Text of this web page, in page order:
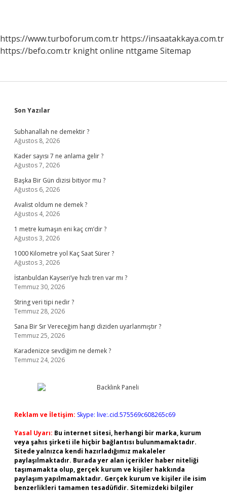
https://www.turboforum.com.tr https://insaatakkaya.com.tr
https://befo.com.tr knight online nttgame Sitemap
Sidebar
Son Yazılar
Subhanallah ne demektir ?
Ağustos 8, 2026
Kader sayısı 7 ne anlama gelir ?
Ağustos 7, 2026
Başka Bir Gün dizisi bitiyor mu ?
Ağustos 6, 2026
Avalist oldum ne demek ?
Ağustos 4, 2026
1 metre kumaşın eni kaç cm’dir ?
Ağustos 3, 2026
1000 Kilometre yol Kaç Saat Sürer ?
Ağustos 3, 2026
İstanbuldan Kayseri’ye hızlı tren var mı ?
Temmuz 30, 2026
String veri tipi nedir ?
Temmuz 28, 2026
Sana Bir Sır Vereceğim hangi diziden uyarlanmıştır ?
Temmuz 25, 2026
Karadenizce sevdiğim ne demek ?
Temmuz 24, 2026
Reklam ve İletişim: Skype: live:.cid.575569c608265c69
Yasal Uyarı: Bu internet sitesi, herhangi bir marka, kurum
veya şahıs şirketi ile hiçbir bağlantısı bulunmamaktadır.
Sitede yalnızca kendi hazırladığımız makaleler
paylaşılmaktadır. Burada yer alan içerikler haber niteliği
taşımamakta olup, gerçek kurum ve kişiler hakkında
paylaşım yapılmamaktadır. Gerçek kurum ve kişiler ile isim
benzerlikleri tamamen tesadüfidir. Sitemizdeki bilgiler